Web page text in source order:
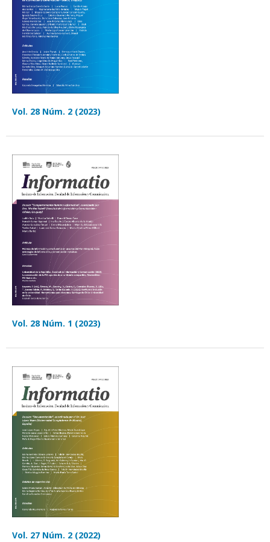
Vol. 28 Núm. 2 (2023)
Vol. 28 Núm. 1 (2023)
Vol. 27 Núm. 2 (2022)